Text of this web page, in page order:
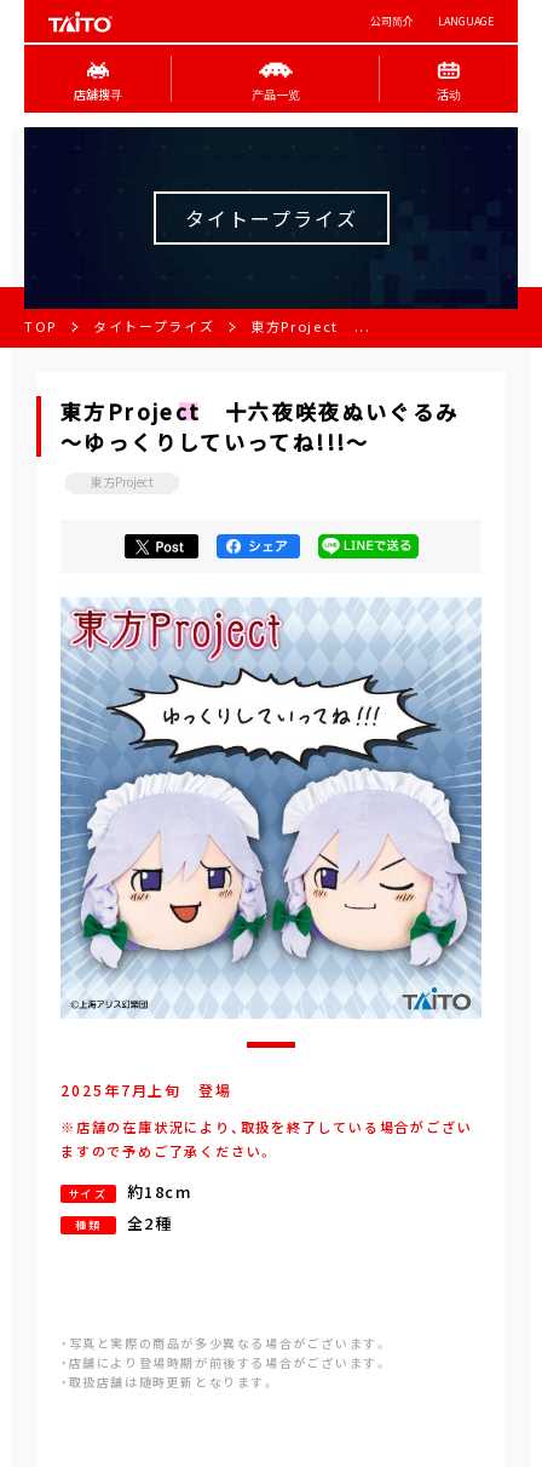
公司简介 LANGUAGE
店舖搜寻 产品一览 活动
タイトープライズ
TOP タイトープライズ 東方Project ...
東方Project 十六夜咲夜ぬいぐるみ
～ゆっくりしていってね!!!～
東方Project
2025年7月 上旬 登場
※店舗の在庫状況により、取扱を終了している場合がござい
ますので予めご了承ください。
サイズ 約18cm
種類 全2種
・写真と実際の商品が多少異なる場合がございます。
・店舗により登場時期が前後する場合がございます。
・取扱店舗は随時更新となります。